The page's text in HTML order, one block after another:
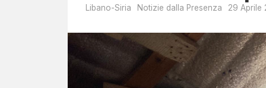
Libano-Siria Notizie dalla Presenza 29 Aprile